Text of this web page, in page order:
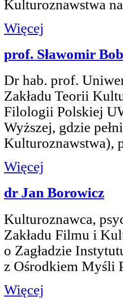
Kulturoznawstwa
Więcej
prof. Sławomir
Dr hab. prof.
Zakładu Teorii
Filologii Polskiej
Wyższej, gdzie
Kulturoznawstwa),
Więcej
dr Jan Borowicz
Kulturoznawca,
Zakładu Filmu i
o Zagładzie
z Ośrodkiem Myśli
Więcej